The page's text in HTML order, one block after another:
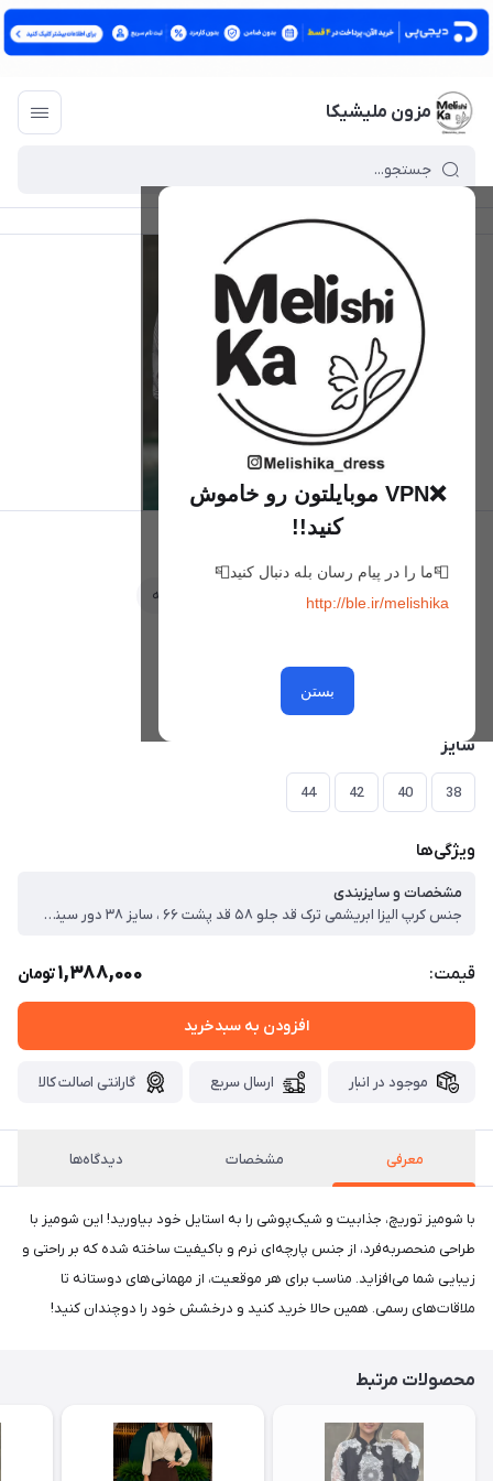
مزون ملیشیکا
❌VPN موبایلتون رو خاموش
کنید!!
📮ما را در پیام رسان بله دنبال کنید📮
http://ble.ir/melishika
بستن
علاقه‌مندی مقایسه
سایز
38
40
42
44
ویژگی‌ها
مشخصات و سایزبندی
جنس کرپ الیزا ابریشمی ترک قد جلو ۵۸ قد پشت ۶۶ ، سایز ۳۸ دور سینه ۱۰۰ ، سایز ۴۰ دور سینه ۱۰۵ ، سایز ۴۲ دور سینه ۱۱۰ ، سایز ۴۴ دور سینه ۱۱۲
قیمت: 1,388,000تومان
افزودن به سبدخرید
موجود در انبار ارسال سریع گارانتی اصالت کالا
معرفی مشخصات دیدگاه‌ها
با شومیز توریچ، جذابیت و شیک‌پوشی را به استایل خود بیاورید! این شومیز با
طراحی منحصربه‌فرد، از جنس پارچه‌ای نرم و باکیفیت ساخته شده که بر راحتی و
زیبایی شما می‌افزاید. مناسب برای هر موقعیت، از مهمانی‌های دوستانه تا
ملاقات‌های رسمی. همین حالا خرید کنید و درخشش خود را دوچندان کنید!
محصولات مرتبط